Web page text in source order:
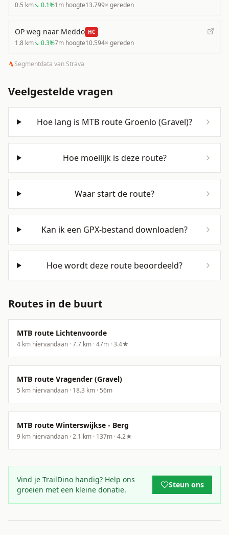
0.5 km↘ 0.1%1m hoogte13.799× gereden
OP weg naar Meddo HC
1.8 km↘ 0.3%7m hoogte10.594× gereden
Segmentdata van Strava
Veelgestelde vragen
Hoe lang is MTB route Groenlo (Gravel)?
Hoe moeilijk is deze route?
Waar start de route?
Kan ik een GPX-bestand downloaden?
Hoe wordt deze route beoordeeld?
Routes in de buurt
MTB route Lichtenvoorde
4 km hiervandaan ·7.7 km ·47m ·3.4★
MTB route Vragender (Gravel)
5 km hiervandaan · 18.3 km · 56m
MTB route Winterswijkse - Berg
9 km hiervandaan ·2.1 km · 137m ·4.2★
Vind je TrailDino handig? Help ons
groeien met een kleine donatie.
Steun ons